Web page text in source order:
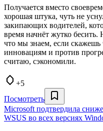
Получается вместо
хорошая штука, чуть не
закипающих водителей,
время начнёт жутко бесить.
что мы знаем, если
инновациям и против
считаю, сэкономили.
+5
Посмотреть
Microsoft подтвердила
WSUS во всех версиях